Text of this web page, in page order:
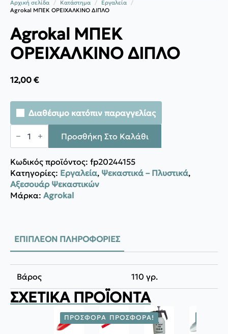
Αρχική σελίδα Κατάστημα
Εργαλεία
Agrokal ΜΠΕΚ ΟΡΕΙΧΑΛΚΙΝΟ ΔΙΠΛΟ
Agrokal ΜΠΕΚ
ΟΡΕΙΧΑΛΚΙΝΟ ΔΙΠΛΟ
12,00 €
Διαθέσιμο κατόπιν παραγγελίας
Agrokal
ΜΠΕΚ
ΟΡΕΙΧΑΛΚΙΝΟ
ποσότητα
Προσθήκη Στο Καλάθι
Κωδικός προϊόντος: fp20244155
Κατηγορίες: Εργαλεία, Ψεκαστικά – Πλυστικά,
Αξεσουάρ Ψεκαστικών
Μάρκα: Agrokal
ΕΠΙΠΛΈΟΝ ΠΛΗΡΟΦΟΡΊΕΣ
Βάρος 110 γρ.
ΣΧΕΤΙΚΆ ΠΡΟΪΌΝΤΑ
ΠΡΟΣΦΟΡΆ! ΠΡΟΣΦΟΡΆ!